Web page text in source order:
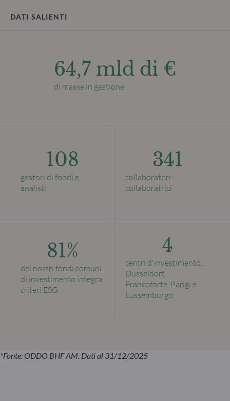
DATI SALIENTI
64,7 mld di €
di masse in gestione
108
gestori di fondi e
analisti
341
collaboratori-
collaboratrici
81%
dei nostri fondi comuni
di investimento integra
criteri ESG
4
centri d'investimento:
Düsseldorf,
Francoforte, Parigi e
Lussemburgo
*Fonte: ODDO BHF AM. Dati al 31/12/2025